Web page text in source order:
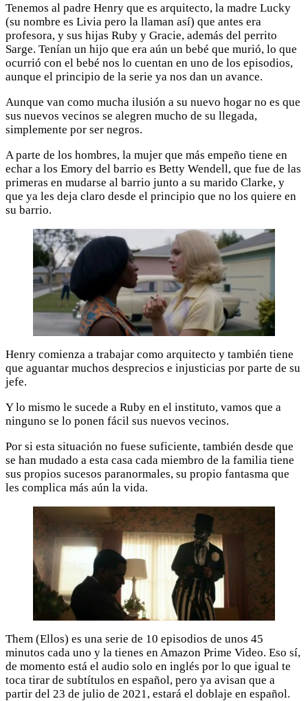
Tenemos al padre Henry que es arquitecto, la madre Lucky
(su nombre es Livia pero la llaman así) que antes era
profesora, y sus hijas Ruby y Gracie, además del perrito
Sarge. Tenían un hijo que era aún un bebé que murió, lo que
ocurrió con el bebé nos lo cuentan en uno de los episodios,
aunque el principio de la serie ya nos dan un avance.
Aunque van como mucha ilusión a su nuevo hogar no es que
sus nuevos vecinos se alegren mucho de su llegada,
simplemente por ser negros.
A parte de los hombres, la mujer que más empeño tiene en
echar a los Emory del barrio es Betty Wendell, que fue de las
primeras en mudarse al barrio junto a su marido Clarke, y
que ya les deja claro desde el principio que no los quiere en
su barrio.
Henry comienza a trabajar como arquitecto y también tiene
que aguantar muchos desprecios e injusticias por parte de su
jefe.
Y lo mismo le sucede a Ruby en el instituto, vamos que a
ninguno se lo ponen fácil sus nuevos vecinos.
Por si esta situación no fuese suficiente, también desde que
se han mudado a esta casa cada miembro de la familia tiene
sus propios sucesos paranormales, su propio fantasma que
les complica más aún la vida.
Them (Ellos) es una serie de 10 episodios de unos 45
minutos cada uno y la tienes en Amazon Prime Video. Eso sí,
de momento está el audio solo en inglés por lo que igual te
toca tirar de subtítulos en español, pero ya avisan que a
partir del 23 de julio de 2021, estará el doblaje en español.